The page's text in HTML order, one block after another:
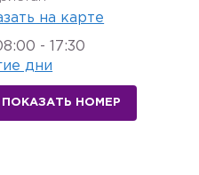
на карте
- 17:30
дни
ПОКАЗАТЬ НОМЕР